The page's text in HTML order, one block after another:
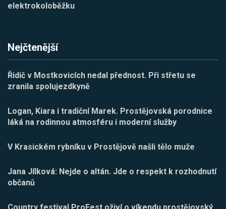
elektrokoloběžku
Nejčtenější
Řidič v Mostkovicích nedal přednost. Při střetu se
zranila spolujezdkyně
Logan, Kiara i tradiční Marek. Prostějovská porodnice
láká na rodinnou atmosféru i moderní služby
V Krasickém rybníku v Prostějově našli tělo muže
Jana Jílková: Nejde o altán. Jde o respekt k rozhodnutí
občanů
Country festival ProFest oživí o víkendu prostějovský